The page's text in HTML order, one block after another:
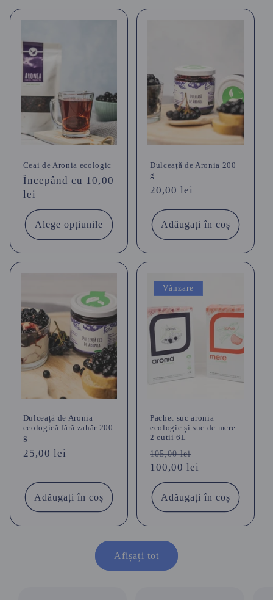
Ceai de Aronia ecologic
Preț
obișnuit
Începând cu 10,00
lei
Alege opțiunile
Dulceață de Aronia 200
g
Preț
20,00 lei
Adăugați în coș
Dulceață de Aronia
ecologică fără zahăr 200
g
Preț
25,00 lei
Adăugați în coș
Vânzare
Pachet suc aronia
ecologic și suc de mere -
2 cutii 6L
Preț
obișnuit
105,00 lei
100,00 lei
Adăugați în coș
Afișați tot